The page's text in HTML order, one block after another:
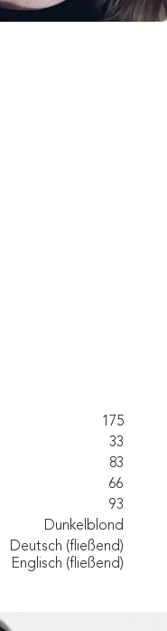
175
33
83
66
93
Dunkelblond
Deutsch (fließend)
Englisch (fließend)